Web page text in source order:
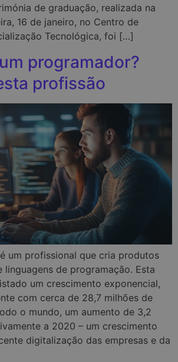
de graduação, realizada na
16 de janeiro, no Centro de
Tecnológica, foi […]
programador?
profissão
um profissional que cria produtos
linguagens de programação. Esta
um crescimento exponencial,
com cerca de 28,7 milhões de
o mundo, um aumento de 3,2
a 2020 – um crescimento
digitalização das empresas e da